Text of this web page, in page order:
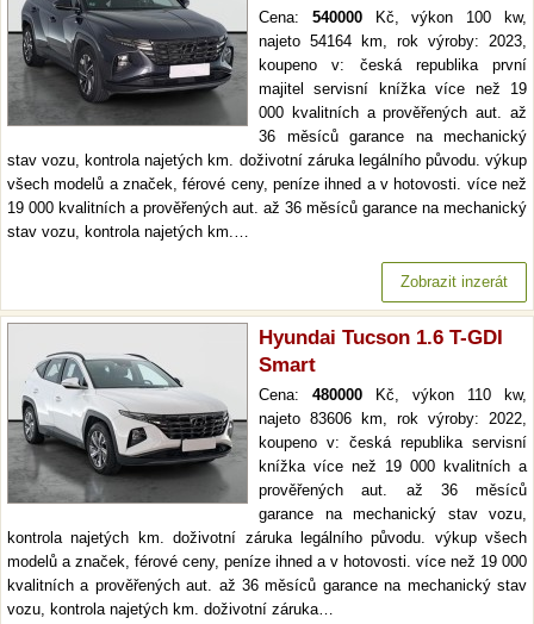
Cena: 540000Kč, výkon 100 kw,
najeto 54164 km, rok výroby: 2023,
koupeno v: česká republika první
majitel servisní knížka více než 19
000 kvalitních a prověřených aut. až
36 měsíců garance na mechanický
stav vozu, kontrola najetých km. doživotní záruka legálního původu. výkup
všech modelů a značek, férové ceny, peníze ihned a v hotovosti. více než
19 000 kvalitních a prověřených aut. až 36 měsíců garance na mechanický
stav vozu, kontrola najetých km.…
Zobrazit inzerát
Hyundai Tucson 1.6 T-GDI
Smart
Cena: 480000 Kč, výkon 110 kw,
najeto 83606 km, rok výroby: 2022,
koupeno v: česká republika servisní
knížka více než 19 000 kvalitních a
prověřených aut. až 36 měsíců
garance na mechanický stav vozu,
kontrola najetých km. doživotní záruka legálního původu. výkup všech
modelů a značek, férové ceny, peníze ihned a v hotovosti. více než 19 000
kvalitních a prověřených aut. až 36 měsíců garance na mechanický stav
vozu, kontrola najetých km. doživotní záruka…